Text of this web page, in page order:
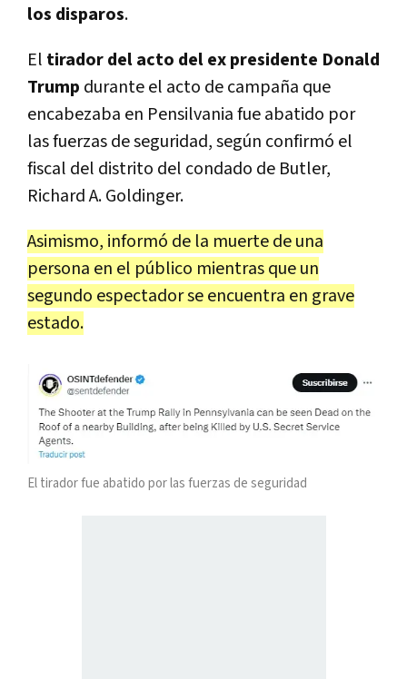
los disparos.
El tirador del acto del ex presidente Donald
Trump durante el acto de campaña que
encabezaba en Pensilvania fue abatido por
las fuerzas de seguridad, según confirmó el
fiscal del distrito del condado de Butler,
Richard A. Goldinger.
Asimismo, informó de la muerte de una
persona en el público mientras que un
segundo espectador se encuentra en grave
estado.
El tirador fue abatido por las fuerzas de seguridad